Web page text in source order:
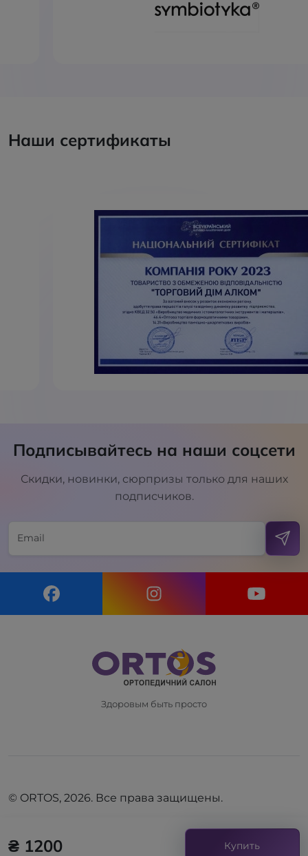
₴ 1200 Купить
Наши сертификаты
Подписывайтесь на наши соцсети
Скидки, новинки, сюрпризы только для наших
подписчиков.
Здоровым быть просто
© ORTOS, 2026. Все права защищены.